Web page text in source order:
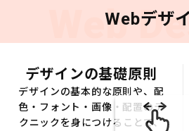
WebWebデザ
デザインの基礎原則
デザインの基本的な原則や、配
色・フォント・画像・配置のテ
クニックを身につけることで、